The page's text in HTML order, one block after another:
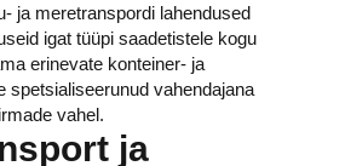
ja meretranspordi lahendused
igat tüüpi saadetistele kogu
erinevate konteiner- ja
spetsialiseerunud vahendajana
vahel.
ja